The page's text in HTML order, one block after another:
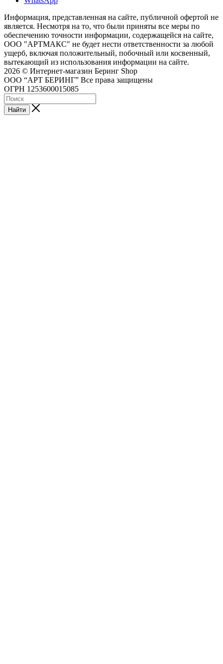
Информация, представленная на сайте, публичной офертой не
является. Несмотря на то, что были приняты все меры по
обеспечению точности информации, содержащейся на сайте,
ООО "АРТМАКС" не будет нести ответственности за любой
ущерб, включая положительный, побочный или косвенный,
вытекающий из использования информации на сайте.
2026 © Интернет-магазин Беринг Shop
ООО “АРТ БЕРИНГ” Все права защищены
ОГРН 1253600015085
Найти